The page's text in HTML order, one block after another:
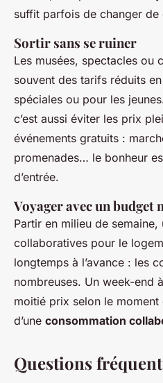
suffit parfois de changer de
Sortir sans se ruiner
Les musées, spectacles ou
souvent des tarifs réduits
spéciales ou pour les
c’est aussi éviter les prix
événements gratuits :
promenades… le bonheur
d’entrée.
Voyager avec un budget
Partir en milieu de
collaboratives pour le
longtemps à l’avance : les
nombreuses. Un week-end
moitié prix selon le moment
d’une consommation
Questions